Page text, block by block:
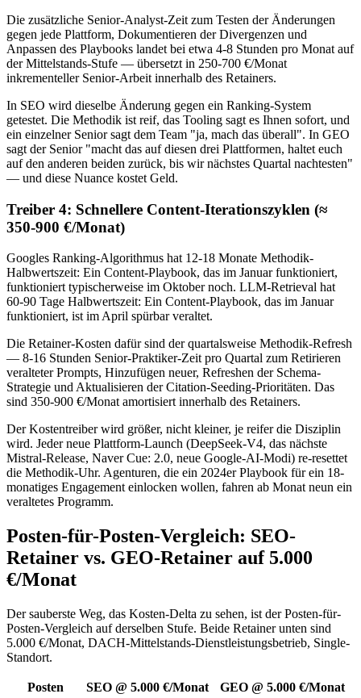
Die zusätzliche Senior-Analyst-Zeit zum Testen der Änderungen
gegen jede Plattform, Dokumentieren der Divergenzen und
Anpassen des Playbooks landet bei etwa 4-8 Stunden pro Monat auf
der Mittelstands-Stufe — übersetzt in 250-700 €/Monat
inkrementeller Senior-Arbeit innerhalb des Retainers.
In SEO wird dieselbe Änderung gegen ein Ranking-System
getestet. Die Methodik ist reif, das Tooling sagt es Ihnen sofort, und
ein einzelner Senior sagt dem Team "ja, mach das überall". In GEO
sagt der Senior "macht das auf diesen drei Plattformen, haltet euch
auf den anderen beiden zurück, bis wir nächstes Quartal nachtesten"
— und diese Nuance kostet Geld.
Treiber 4: Schnellere Content-Iterationszyklen (≈
350-900 €/Monat)
Googles Ranking-Algorithmus hat 12-18 Monate Methodik-
Halbwertszeit: Ein Content-Playbook, das im Januar funktioniert,
funktioniert typischerweise im Oktober noch. LLM-Retrieval hat
60-90 Tage Halbwertszeit: Ein Content-Playbook, das im Januar
funktioniert, ist im April spürbar veraltet.
Die Retainer-Kosten dafür sind der quartalsweise Methodik-Refresh
— 8-16 Stunden Senior-Praktiker-Zeit pro Quartal zum Retirieren
veralteter Prompts, Hinzufügen neuer, Refreshen der Schema-
Strategie und Aktualisieren der Citation-Seeding-Prioritäten. Das
sind 350-900 €/Monat amortisiert innerhalb des Retainers.
Der Kostentreiber wird größer, nicht kleiner, je reifer die Disziplin
wird. Jeder neue Plattform-Launch (DeepSeek-V4, das nächste
Mistral-Release, Naver Cue: 2.0, neue Google-AI-Modi) re-resettet
die Methodik-Uhr. Agenturen, die ein 2024er Playbook für ein 18-
monatiges Engagement einlocken wollen, fahren ab Monat neun ein
veraltetes Programm.
Posten-für-Posten-Vergleich: SEO-
Retainer vs. GEO-Retainer auf 5.000
€/Monat
Der sauberste Weg, das Kosten-Delta zu sehen, ist der Posten-für-
Posten-Vergleich auf derselben Stufe. Beide Retainer unten sind
5.000 €/Monat, DACH-Mittelstands-Dienstleistungsbetrieb, Single-
Standort.
Posten SEO @ 5.000 €/Monat GEO @ 5.000 €/Monat